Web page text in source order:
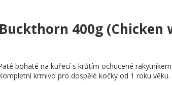
400g (Chicken
bohaté na kuřecí s krůtím ochucené rakytníkem.
krmivo pro dospělé kočky od 1 roku věku.